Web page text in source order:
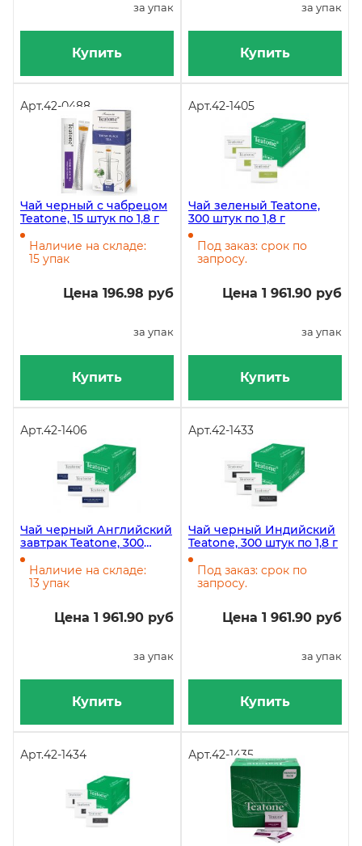
за упак
Купить
за упак
Купить
Арт.42-0488
Чай черный с чабрецом
Teatone, 15 штук по 1,8 г
Наличие на складе:
15 упак
Цена 196.98 руб
за упак
Купить
Арт.42-1405
Чай зеленый Teatone,
300 штук по 1,8 г
Под заказ: срок по
запросу.
Цена 1 961.90 руб
за упак
Купить
Арт.42-1406
Чай черный Английский
завтрак Teatone, 300
штук по 1,8 г
Наличие на складе:
13 упак
Цена 1 961.90 руб
за упак
Купить
Арт.42-1433
Чай черный Индийский
Teatone, 300 штук по 1,8 г
Под заказ: срок по
запросу.
Цена 1 961.90 руб
за упак
Купить
Арт.42-1434 Арт.42-1435